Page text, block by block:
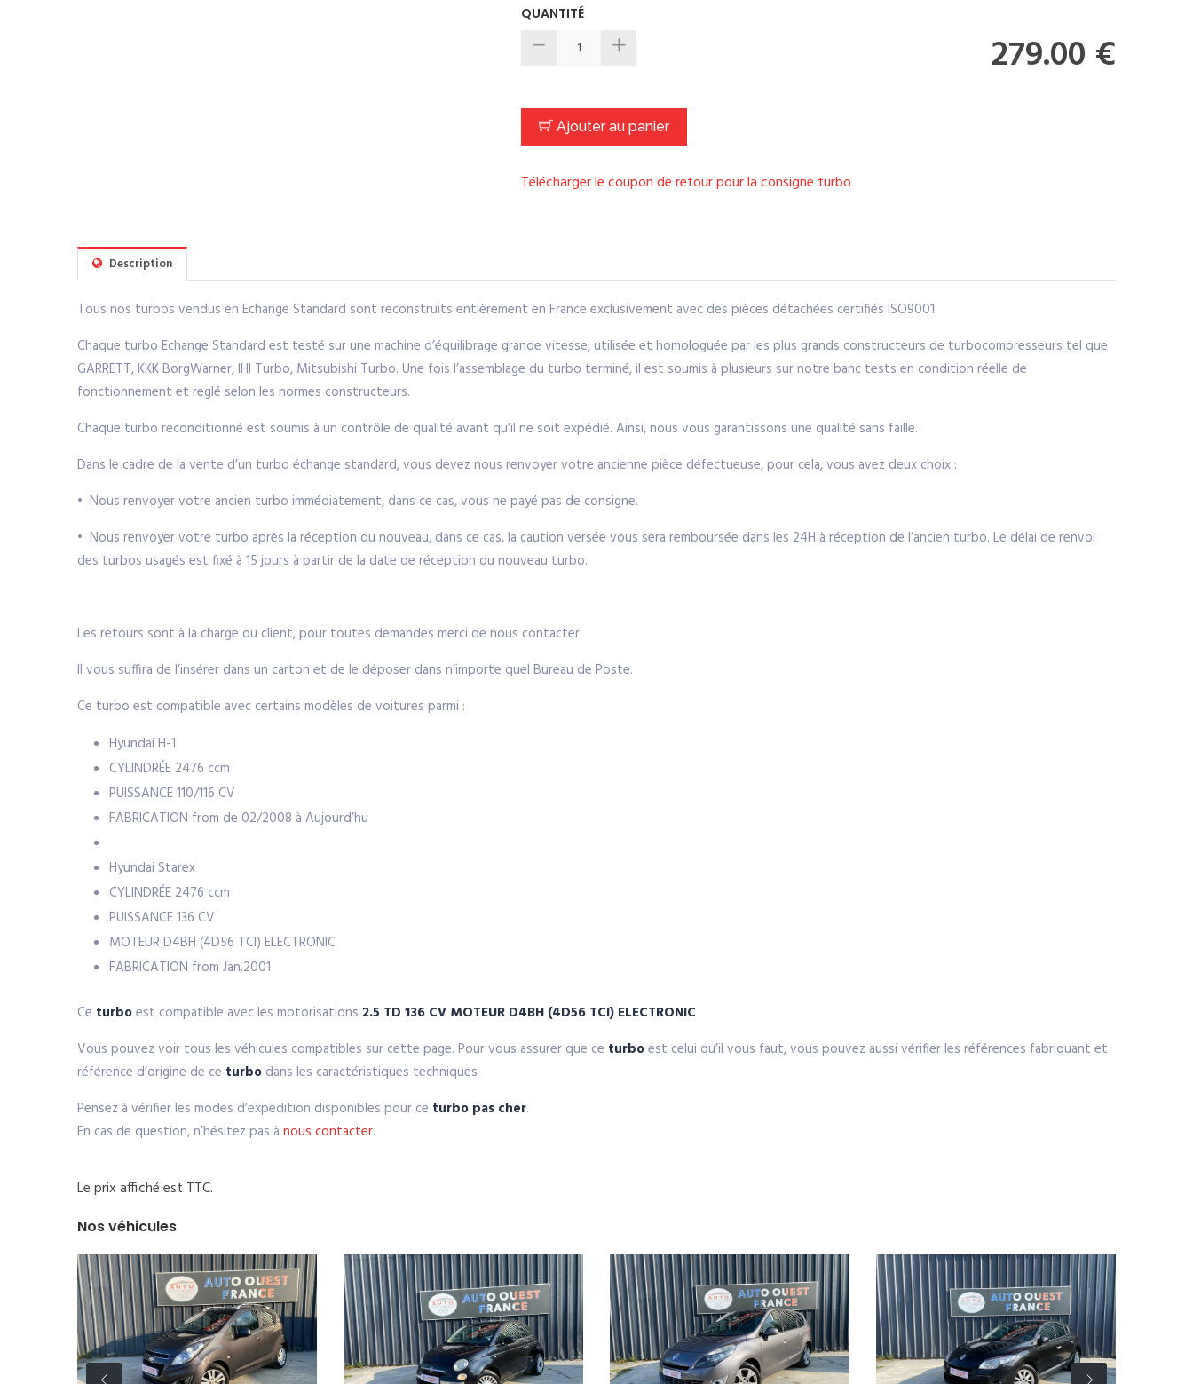
QUANTITÉ
279.00 €
Ajouter au panier
Télécharger le coupon de retour pour la consigne turbo
Description
Tous nos turbos vendus en Echange Standard sont reconstruits entièrement en France exclusivement avec des pièces détachées certifiés ISO9001.
Chaque turbo Echange Standard est testé sur une machine d’équilibrage grande vitesse, utilisée et homologuée par les plus grands constructeurs de turbocompresseurs tel que
GARRETT, KKK BorgWarner, IHI Turbo, Mitsubishi Turbo. Une fois l’assemblage du turbo terminé, il est soumis à plusieurs sur notre banc tests en condition réelle de
fonctionnement et reglé selon les normes constructeurs.
Chaque turbo reconditionné est soumis à un contrôle de qualité avant qu’il ne soit expédié. Ainsi, nous vous garantissons une qualité sans faille.
Dans le cadre de la vente d’un turbo échange standard, vous devez nous renvoyer votre ancienne pièce défectueuse, pour cela, vous avez deux choix :
• Nous renvoyer votre ancien turbo immédiatement, dans ce cas, vous ne payé pas de consigne.
• Nous renvoyer votre turbo après la réception du nouveau, dans ce cas, la caution versée vous sera remboursée dans les 24H à réception de l’ancien turbo. Le délai de renvoi
des turbos usagés est fixé à 15 jours à partir de la date de réception du nouveau turbo.
Les retours sont à la charge du client, pour toutes demandes merci de nous contacter.
Il vous suffira de l’insérer dans un carton et de le déposer dans n’importe quel Bureau de Poste.
Ce turbo est compatible avec certains modèles de voitures parmi :
Hyundai H-1
CYLINDRÉE 2476 ccm
PUISSANCE110/116 CV
FABRICATION from de 02/2008 à Aujourd’hu
Hyundai Starex
CYLINDRÉE 2476 ccm
PUISSANCE136 CV
MOTEURD4BH (4D56 TCI) ELECTRONIC
FABRICATION from Jan.2001
Ce turboest compatible avec les motorisations 2.5 TD 136 CV MOTEUR D4BH (4D56 TCI) ELECTRONIC
Vous pouvez voir tous les véhicules compatibles sur cette page. Pour vous assurer que ce turboest celui qu’il vous faut, vous pouvez aussi vérifier les références fabriquant et
référence d’origine de ce turbo dans les caractéristiques techniques
Pensez à vérifier les modes d’expédition disponibles pour ce turbo pas cher.
En cas de question, n’hésitez pas à nous contacter.
Le prix affiché est TTC.
Nos véhicules